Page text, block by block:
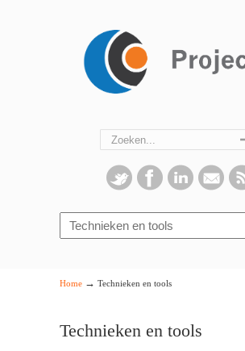
Navigation
Home → Technieken en tools
Technieken en tools